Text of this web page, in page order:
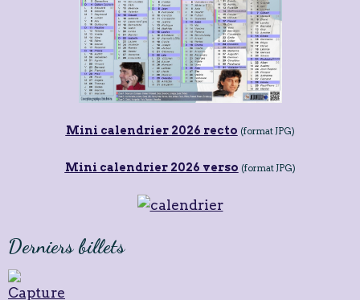
Mini calendrier 2026 recto (format JPG)
Mini calendrier 2026 verso (format JPG)
Derniers billets